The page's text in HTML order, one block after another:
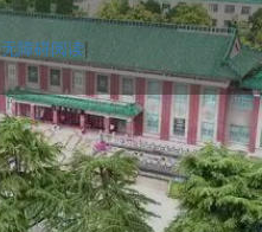
无障碍阅读|